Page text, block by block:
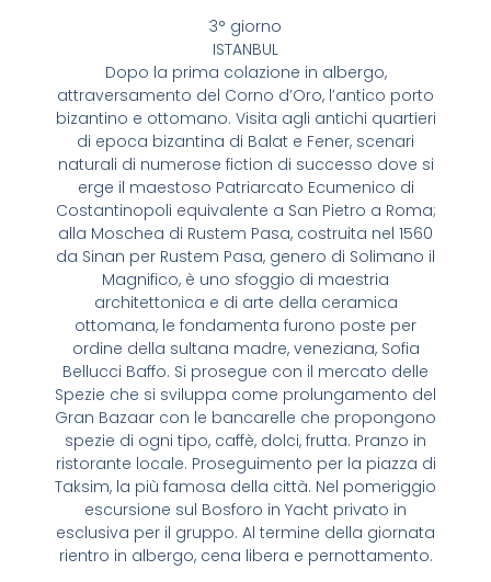
3° giorno
ISTANBUL
Dopo la prima colazione in albergo,
attraversamento del Corno d’Oro, l’antico porto
bizantino e ottomano. Visita agli antichi quartieri
di epoca bizantina di Balat e Fener, scenari
naturali di numerose fiction di successo dove si
erge il maestoso Patriarcato Ecumenico di
Costantinopoli equivalente a San Pietro a Roma;
alla Moschea di Rustem Pasa, costruita nel 1560
da Sinan per Rustem Pasa, genero di Solimano il
Magnifico, è uno sfoggio di maestria
architettonica e di arte della ceramica
ottomana, le fondamenta furono poste per
ordine della sultana madre, veneziana, Sofia
Bellucci Baffo. Si prosegue con il mercato delle
Spezie che si sviluppa come prolungamento del
Gran Bazaar con le bancarelle che propongono
spezie di ogni tipo, caffè, dolci, frutta. Pranzo in
ristorante locale. Proseguimento per la piazza di
Taksim, la più famosa della città. Nel pomeriggio
escursione sul Bosforo in Yacht privato in
esclusiva per il gruppo. Al termine della giornata
rientro in albergo, cena libera e pernottamento.